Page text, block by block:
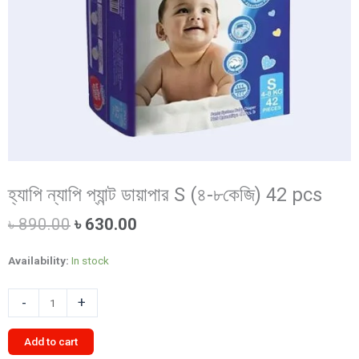
হ্যাপি ন্যাপি প্যান্ট ডায়াপার S (৪-৮কেজি) 42 pcs
৳890.00 Original
was:
৳ 630.00
Availability: In stock
-
ন্যাপি
প্যান্ট
ডায়াপার
+
Add to cart